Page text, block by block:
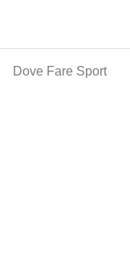
Dove Fare Sport